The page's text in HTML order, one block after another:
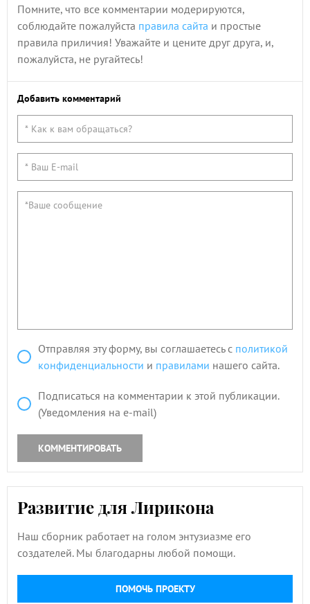
Помните, что все комментарии модерируются,
соблюдайте пожалуйста правила сайта и простые
правила приличия! Уважайте и цените друг друга, и,
пожалуйста, не ругайтесь!
Добавить комментарий
Отправляя эту форму, вы соглашаетесь с политикой
конфиденциальности и правилами нашего сайта.
Подписаться на комментарии к этой публикации.
(Уведомления на e-mail)
КОММЕНТИРОВАТЬ
Развитие для Лирикона
Наш сборник работает на голом энтузиазме его
создателей. Мы благодарны любой помощи.
ПОМОЧЬ ПРОЕКТУ